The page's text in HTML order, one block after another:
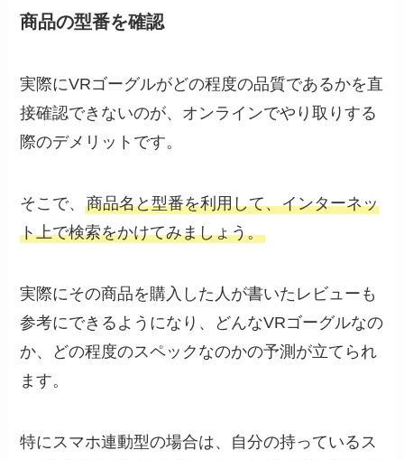
商品の型番を確認
実際にVRゴーグルがどの程度の品質であるかを直
接確認できないのが、オンラインでやり取りする
際のデメリットです。
そこで、商品名と型番を利用して、インターネッ
ト上で検索をかけてみましょう。
実際にその商品を購入した人が書いたレビューも
参考にできるようになり、どんなVRゴーグルなの
か、どの程度のスペックなのかの予測が立てられ
ます。
特にスマホ連動型の場合は、自分の持っているス